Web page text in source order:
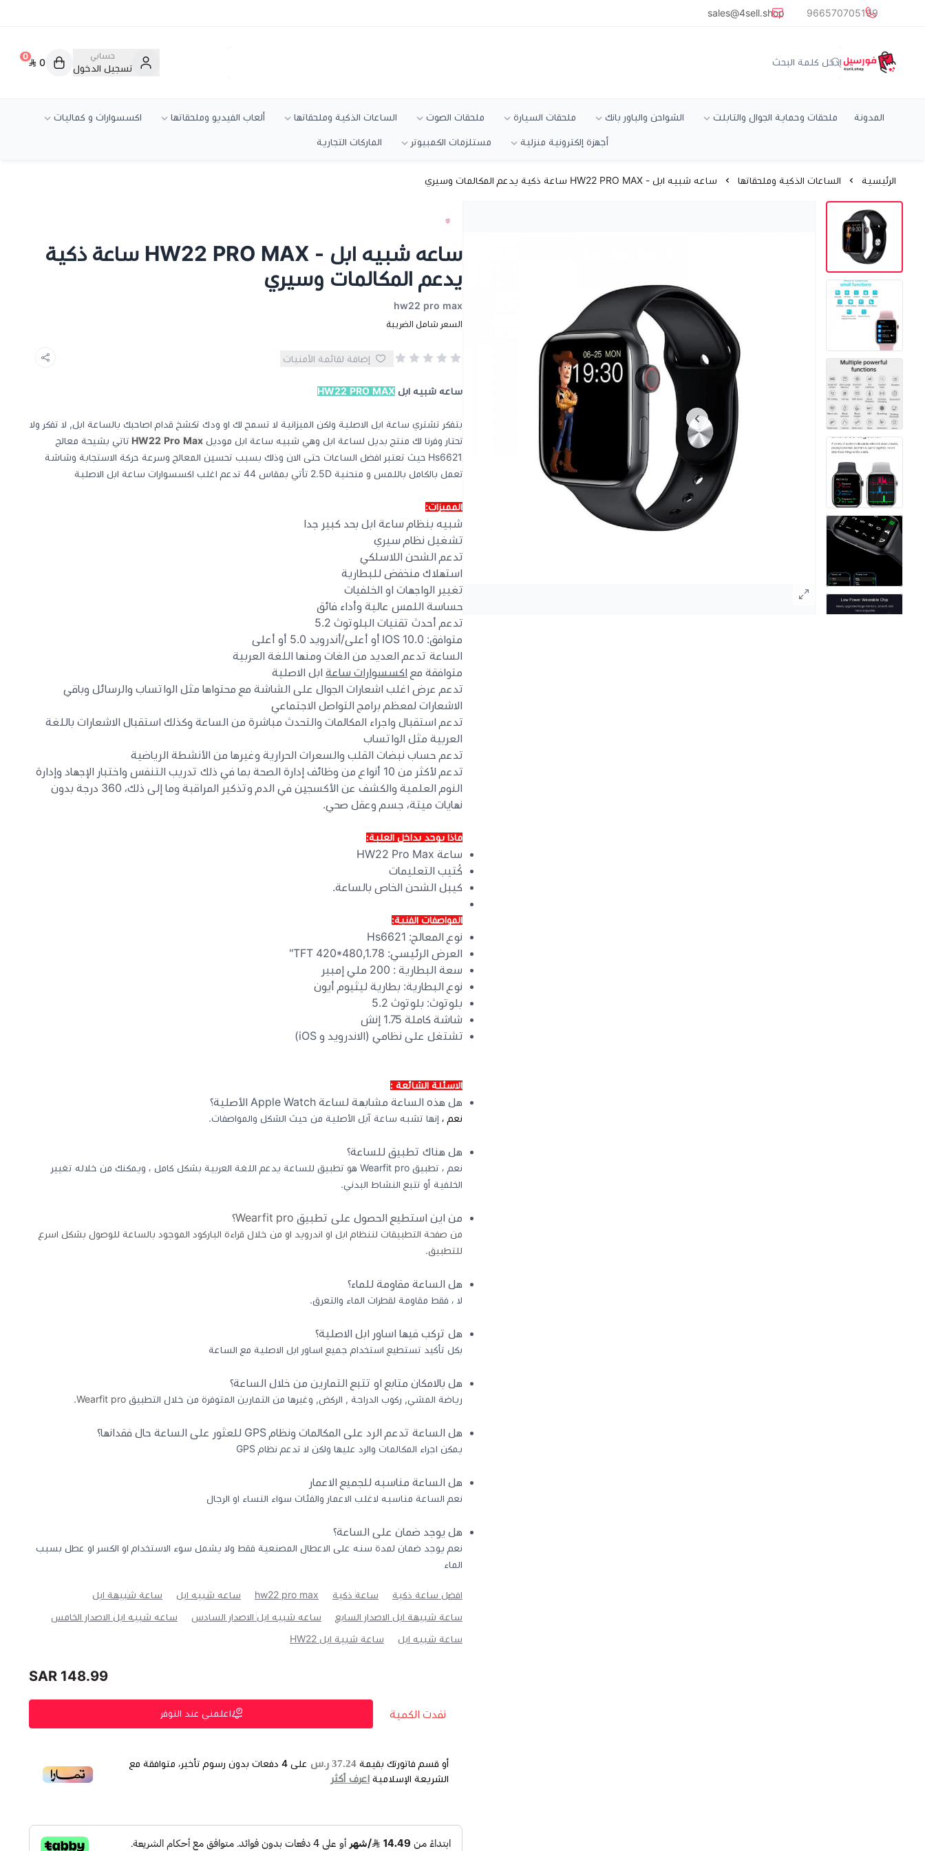
common.titles.skip_to_main_content
966570705199
sales@4sell.shop
متجر فورسيل
حسابي
تسجيل الدخول
0
0
المدونة ملحقات وحماية الجوال والتابلت الشواحن والباور بانك ملحقات السيارة ملحقات الصوت الساعات الذكية وملحقاتها ألعاب الفيديو وملحقاتها اكسسوارات و كماليات
أجهزة إلكترونية منزلية مستلزمات الكمبيوتر الماركات التجارية
الرئيسية الساعات الذكية وملحقاتها ساعه شبيه ابل - HW22 PRO MAX ساعة ذكية يدعم المكالمات وسيري
ساعه شبيه ابل - HW22 PRO MAX ساعة ذكية
يدعم المكالمات وسيري
hw22 pro max
السعر شامل الضريبة
إضافة لقائمة الأمنيات
ساعه شبيه ابل HW22 PRO MAX
بتفكر تشتري ساعة ابل الاصلية ولكن الميزانية لا تسمح لك او ودك تكشخ قدام اصاحبك بالساعة ابل, لا تفكر ولا
تحتار وفرنا لك منتج بديل لساعة ابل وهي شبيه ساعة ابل موديل HW22 Pro Max تاتي بشيحة معالج
Hs6621 حيث تعتبر افضل الساعات حتى الان وذلك بسبب تحسين المعالج وسرعة حركة الاستجابة وشاشة
تعمل بالكامل باللمس و منحنية 2.5D تأتي بمقاس 44 تدعم اغلب اكسسوارات ساعة ابل الاصلية
المميزات:
شبيه بنظام ساعة ابل بحد كبير جدا
تشغيل نظام سيري
تدعم الشحن اللاسلكي
استهلاك منخفض للبطارية
تغيير الواجهات او الخلفيات
حساسة اللمس عالية وأداء فائق
تدعم أحدث تقنيات البلوتوث 5.2
متوافق: IOS 10.0 أو أعلى/أندرويد 5.0 أو أعلى
الساعة تدعم العديد من الغات ومنها اللغة العربية
متوافقة مع اكسسوارات ساعة ابل الاصلية
تدعم عرض اغلب اشعارات الجوال على الشاشة مع محتواها مثل الواتساب والرسائل وباقي
الاشعارات لمعظم برامج التواصل الاجتماعي
تدعم استقبال واجراء المكالمات والتحدث مباشرة من الساعة وكذلك استقبال الاشعارات باللغة
العربية مثل الواتساب
تدعم حساب نبضات القلب والسعرات الحرارية وغيرها من الأنشطة الرياضية
تدعم لأكثر من 10 أنواع من وظائف إدارة الصحة بما في ذلك تدريب التنفس واختبار الإجهاد وإدارة
النوم العلمية والكشف عن الأكسجين في الدم وتذكير المراقبة وما إلى ذلك، 360 درجة بدون
نهايات ميتة، جسم وعقل صحي.
ماذا يوجد بداخل العلبة:
ساعة HW22 Pro Max
كُتيب التعليمات
كيبل الشحن الخاص بالساعة.
المواصفات الفنية:
نوع المعالج: Hs6621
العرض الرئيسي: TFT 420*480,1.78"
سعة البطارية : 200 ملي إمبير
نوع البطارية: بطارية ليثيوم أيون
بلوتوث: بلوتوث 5.2
شاشة كاملة 1.75 إنش
تشتغل على نظامي (الاندرويد و iOS)
الاسئلة الشائعة :
هل هذه الساعة مشابهة لساعة Apple Watch الأصلية؟
نعم ، إنها تشبه ساعة آبل الأصلية من حيث الشكل والمواصفات.
هل هناك تطبيق للساعة؟
نعم ، تطبيق Wearfit pro هو تطبيق للساعة يدعم اللغة العربية بشكل كامل ، ويمكنك من خلاله تغيير
الخلفية أو تتبع النشاط البدني.
من اين استطيع الحصول على تطبيق Wearfit pro؟
من صفحة التطبيقات لننظام ابل او اندرويد او من خلال قراءة الباركود الموجود بالساعة للوصول بشكل اسرع
للتطبيق.
هل الساعة مقاومة للماء؟
لا ، فقط مقاومة لقطرات الماء والتعرق.
هل تركب فيها اساور ابل الاصلية؟
بكل تأكيد تستطيع استخدام جميع اساور ابل الاصلية مع الساعة
هل بالامكان متابع او تتبع التمارين من خلال الساعة؟
رياضة المشي, ركوب الدراجة , الركض, وغيرها من التمارين المتوفرة من خلال التطبيق Wearfit pro.
هل الساعة تدعم الرد على المكالمات ونظام GPS للعثور على الساعة حال فقدانها؟
يمكن اجراء المكالمات والرد عليها ولكن لا تدعم نظام GPS
هل الساعة مناسبه للجميع الاعمار
نعم الساعة مناسبه لاغلب الاعمار والفئات سواء النساء او الرجال
هل يوجد ضمان على الساعة؟
نعم يوجد ضمان لمدة سنه على الاعطال المصنعية فقط ولا يشمل سوء الاستخدام او الكسر او عطل بسبب
الماء
افضل ساعة ذكية ساعة ذكية hw22 pro max ساعه شبيه ابل ساعة شبيهة ابل
ساعة شبيهة ابل الاصدار السابع ساعه شبيه ابل الاصدار السادس ساعه شبيه ابل الاصدار الخامس
ساعة شبيه ابل ساعة شبية ابل HW22
148.99 SAR
نفدت الكمية اعلمني عند التوفر
أو قسم فاتورتك بقيمة 37.24 ر.س على 4 دفعات بدون رسوم تأخير، متوافقة مع
الشريعة الإسلامية اعرف أكثر